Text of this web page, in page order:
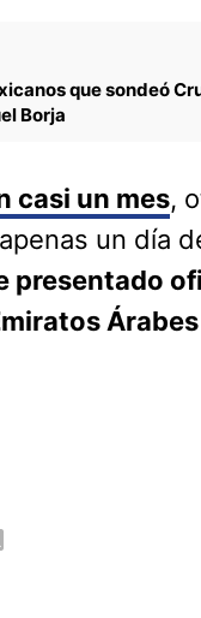
que sondeó
Borja
casi un mes,
un día
presentado